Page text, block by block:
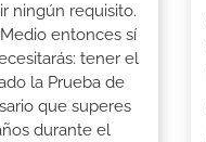
ningún requisito.
entonces sí
tener el
la Prueba de
que superes
durante el